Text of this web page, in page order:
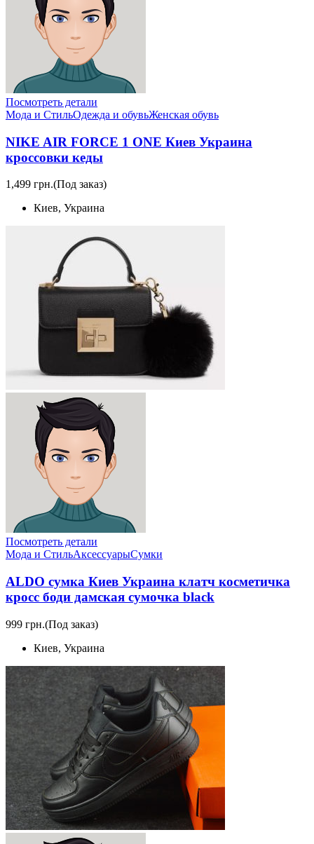
Посмотреть детали
Мода и СтильОдежда и обувьЖенская обувь
NIKE AIR FORCE 1 ONE Киев Украина
кроссовки кеды
1,499 грн.(Под заказ)
Киев, Украина
Посмотреть детали
Мода и СтильАксессуарыСумки
ALDO сумка Киев Украина клатч косметичка
кросс боди дамская сумочка black
999 грн.(Под заказ)
Киев, Украина